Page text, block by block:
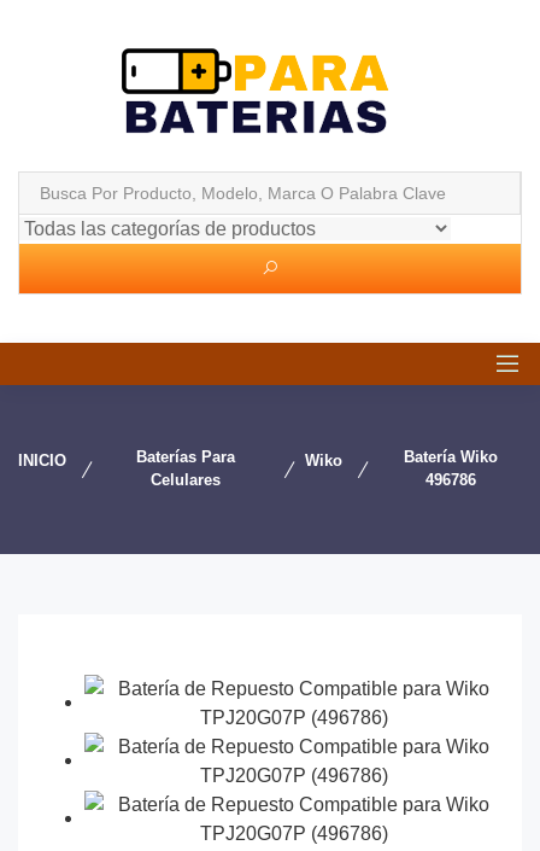
INICIO
Baterías Para
Celulares
Wiko
Batería Wiko
496786